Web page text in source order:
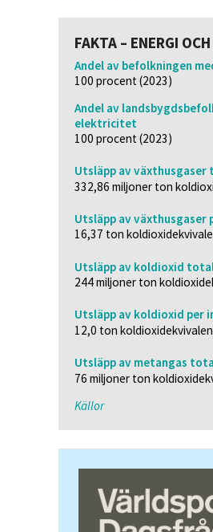
FAKTA – ENERGI
Andel av befolkningen
100 procent (2023)
Andel av
elektricitet
100 procent (2023)
Utsläpp av
332,86 miljoner ton
Utsläpp av växthusgaser
16,37 ton
Utsläpp av koldioxid
244 miljoner ton
Utsläpp av koldioxid per
12,0 ton
Utsläpp av metangas
76 miljoner ton
Källor